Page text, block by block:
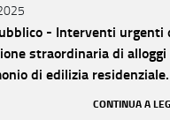
- Interventi urgenti
straordinaria di
di edilizia residenziale
CONTINUA A